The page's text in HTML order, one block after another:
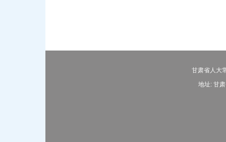
甘肃省人大
地址: 甘